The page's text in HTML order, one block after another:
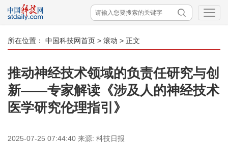
所在位置： 中国科技网首页 > 滚动 > 正文
推动神经技术领域的负责任研究与创
新——专家解读《涉及人的神经技术
医学研究伦理指引》
2025-07-25 07:44:40 来源: 科技日报